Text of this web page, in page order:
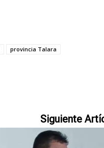
provincia Talara
Siguiente